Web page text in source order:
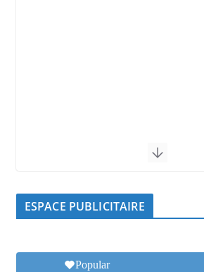
ESPACE PUBLICITAIRE
Popular